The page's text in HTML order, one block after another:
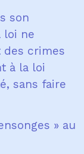
son
loi ne
des crimes
à la loi
sans faire
» au